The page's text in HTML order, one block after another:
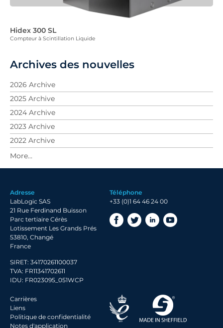
Hidex 300 SL
Compteur à Scintillation Liquide
Archives des nouvelles
2026 Archive
2025 Archive
2024 Archive
2023 Archive
2022 Archive
2021 Archive
2020 Archive
2018 Archive
2017 Archive
Adresse
LabLogic SAS
21 Rue Ferdinand Buisson
Parc tertiaire Cérès
Lotissement Les Grands Prés
53810, Changé
France
SIRET: 34170261100037
TVA: FR11341702611
IDU: FR023095_051WCP
Téléphone
+33 (0)1 64 46 24 00
Carrières
Liens
Politique de confidentialité
Notes d'application